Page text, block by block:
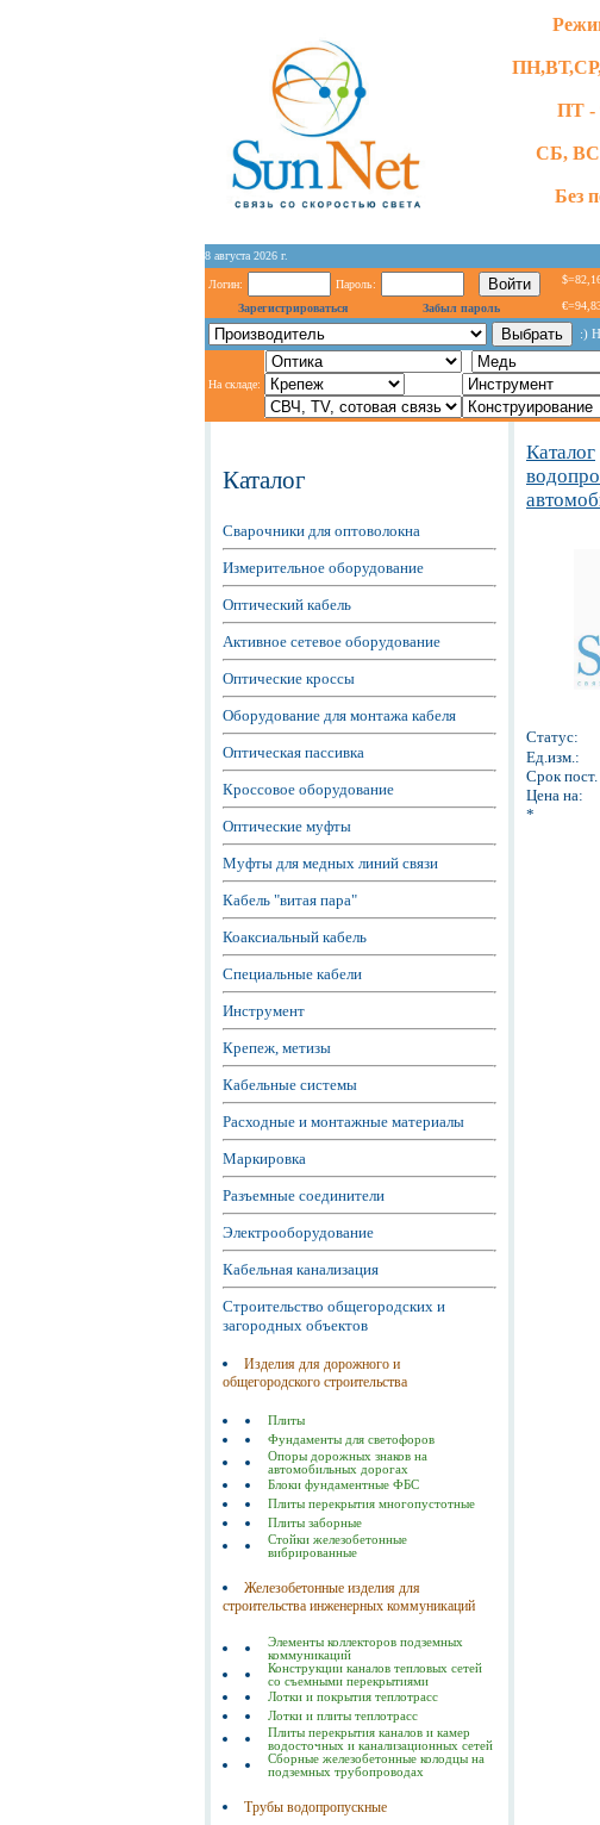
ПТ -
СБ, ВС
Без
8 августа 2026 г.
Логин:
Пароль:
Зарегистрироваться
Забыл пароль
:)
На складе:
Каталог
Сварочники для оптоволокна
Измерительное оборудование
Оптический кабель
Активное сетевое оборудование
Оптические кроссы
Оборудование для монтажа кабеля
Оптическая пассивка
Кроссовое оборудование
Оптические муфты
Муфты для медных линий связи
Кабель "витая пара"
Коаксиальный кабель
Специальные кабели
Инструмент
Крепеж, метизы
Кабельные системы
Расходные и монтажные материалы
Маркировка
Разъемные соединители
Электрооборудование
Кабельная канализация
Строительство общегородских и
загородных объектов
Изделия для дорожного и
общегородского строительства
Плиты
Фундаменты для светофоров
Опоры дорожных знаков на
автомобильных дорогах
Блоки фундаментные ФБС
Плиты перекрытия многопустотные
Плиты заборные
Стойки железобетонные
вибрированные
Железобетонные изделия для
строительства инженерных коммуникаций
Элементы коллекторов подземных
коммуникаций
Конструкции каналов тепловых сетей
со съемными перекрытиями
Лотки и покрытия теплотрасс
Лотки и плиты теплотрасс
Плиты перекрытия каналов и камер
водосточных и канализационных сетей
Сборные железобетонные колодцы на
подземных трубопроводах
Трубы водопропускные
Каталог
Статус:
Ед.изм.:
Срок
Цена на:
*